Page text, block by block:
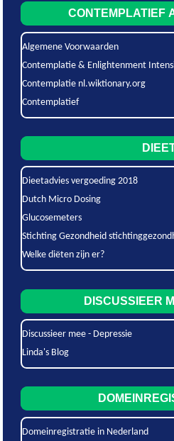
CONTEMPLATIEF
Algemene Voorwaarden
Contemplatie & Enlightenment
Contemplatie nl.wiktionary.org
Contemplatief
Dieetadvies vergoeding 2018
Dutch Micro Dosing
Glucosemeters
Stichting Gezondheid
Welke diëten zijn er?
DISCUSSIEER
Discussieer mee - Depressie
Linda's Blog
Domeinregistratie in Nederland